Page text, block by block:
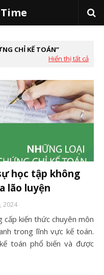
CHỈ KẾ TOÁN
Hiển thị tất cả
học tập không
lão luyện
2024
cấp kiến thức chuyên môn
trong lĩnh vực kế toán.
toán phổ biến và được